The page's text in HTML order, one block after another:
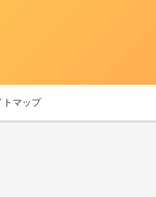
トマップ